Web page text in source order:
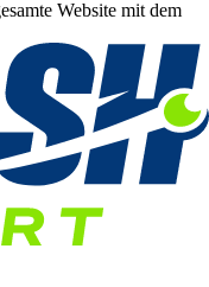
Website mit dem